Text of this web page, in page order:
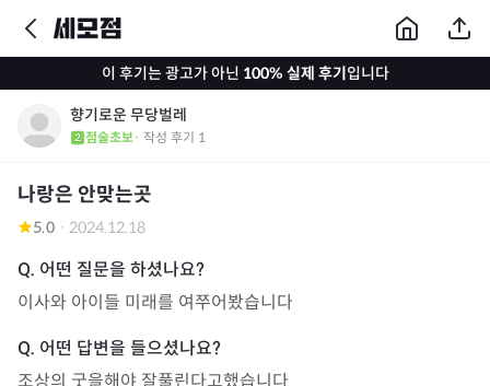
이 후기는 광고가 아닌 100% 실제 후기입니다
향기로운 무당벌레
점술초보· 작성 후기 1
나랑은 안맞는곳
5.0 · 2024.12.18
이사와 아이들 미래를 여쭈어봤습니다
조상의 굿을해야 잘풀린다고했습니다